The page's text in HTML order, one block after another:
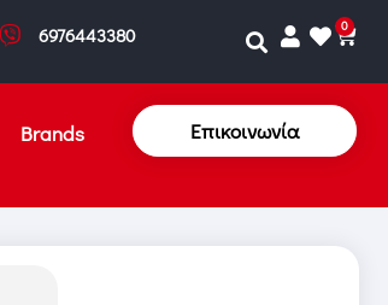
6976443380 0
Brands Επικοινωνία